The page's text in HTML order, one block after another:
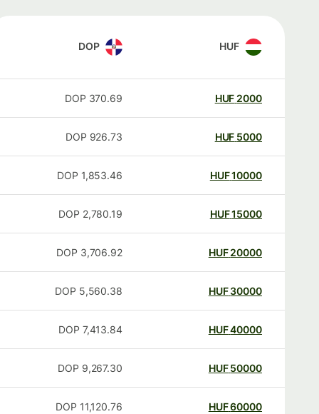
HUF
DOP
2000
HUF
370.69
DOP
5000
HUF
926.73
DOP
10000
HUF
1,853.46
DOP
15000
HUF
2,780.19
DOP
20000
HUF
3,706.92
DOP
30000
HUF
5,560.38
DOP
40000
HUF
7,413.84
DOP
50000
HUF
9,267.30
DOP
60000
HUF
11,120.76
DOP